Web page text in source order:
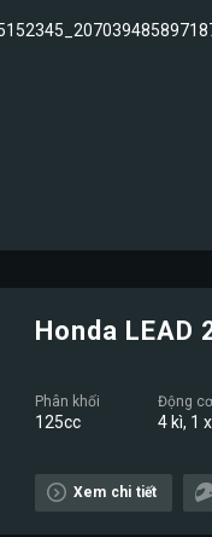
Honda LEAD
Phân khối
125cc
Động cơ
4 kì, 1
Xem chi tiết